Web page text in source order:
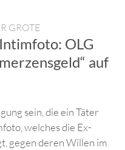
GROTE
OLG
auf
sein, die ein Täter
welches die Ex-
gegen deren Willen im